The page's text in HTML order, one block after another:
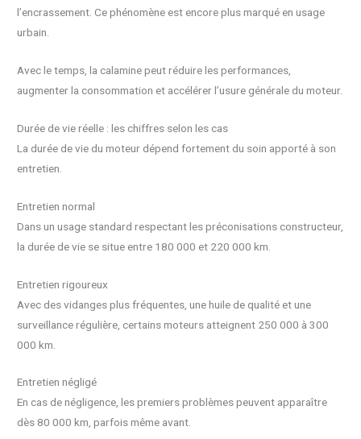
l’encrassement. Ce phénomène est encore plus marqué en usage
urbain.
Avec le temps, la calamine peut réduire les performances,
augmenter la consommation et accélérer l’usure générale du moteur.
Durée de vie réelle : les chiffres selon les cas
La durée de vie du moteur dépend fortement du soin apporté à son
entretien.
Entretien normal
Dans un usage standard respectant les préconisations constructeur,
la durée de vie se situe entre 180 000 et 220 000 km.
Entretien rigoureux
Avec des vidanges plus fréquentes, une huile de qualité et une
surveillance régulière, certains moteurs atteignent 250 000 à 300
000 km.
Entretien négligé
En cas de négligence, les premiers problèmes peuvent apparaître
dès 80 000 km, parfois même avant.